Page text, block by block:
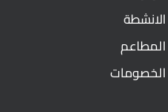
الانشطة
المطاعم
الخصومات